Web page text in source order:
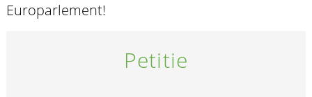
Europarlement!
Petitie